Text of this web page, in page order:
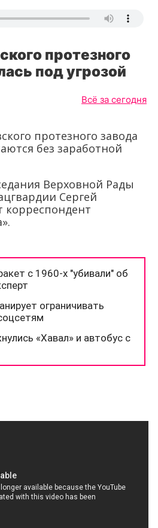
протезного
под угрозой
Всё за сегодня
протезного завода
без заработной
Верховной Рады
Сергей
корреспондент